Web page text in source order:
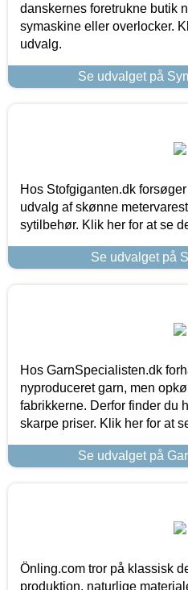
danskernes foretrukne butik
symaskine eller overlocker.
udvalg.
Se udvalget på
Hos Stofgiganten.dk
udvalg af skønne
sytilbehør. Klik her for at se
Se udvalget på
Hos GarnSpecialisten.dk
nyproduceret garn, men
fabrikkerne. Derfor finder du
skarpe priser. Klik her for at
Se udvalget på
Önling.com tror på klassisk
produktion, naturlige